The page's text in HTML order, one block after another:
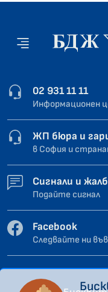
02 931 11 11
Информационен
ЖП бюра и
в София и
Сигнали и
Подайте сигнал
Facebook
Следвайте ни